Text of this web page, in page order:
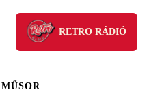
RETRO RÁDIÓ